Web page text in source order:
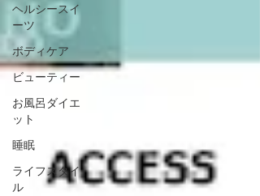
ヘルシースイ
ーツ
ボディケア
ビューティー
お風呂ダイエ
ット
睡眠
ライフスタイ
ル